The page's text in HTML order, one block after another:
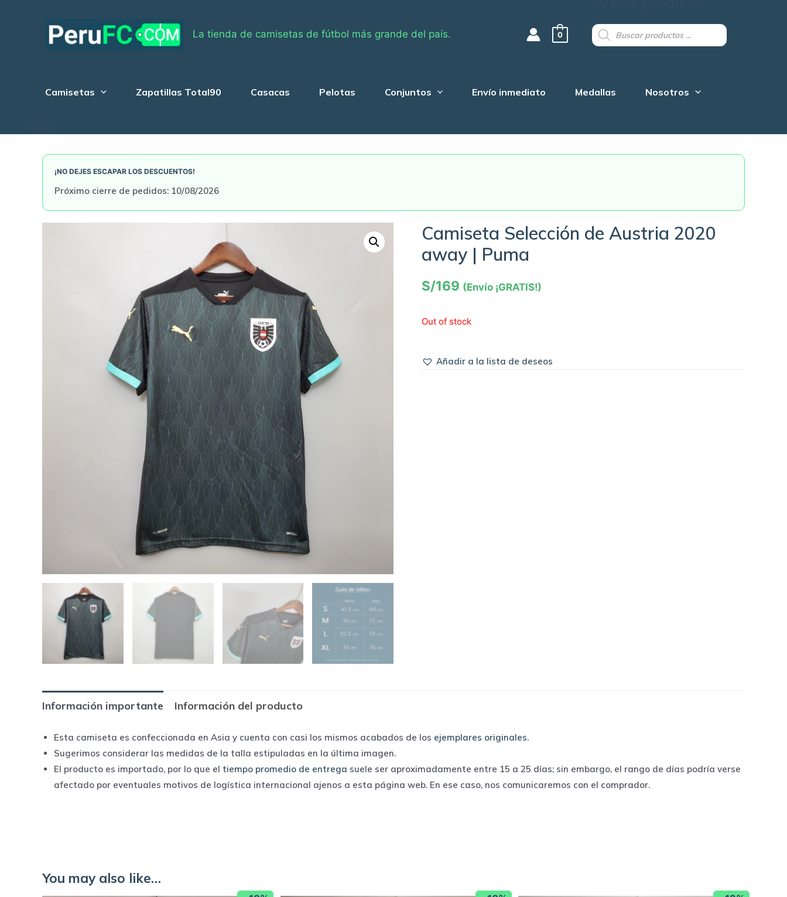
La tienda de camisetas de fútbol más grande del país. 0
Products
search
Camisetas Zapatillas Total90 Casacas Pelotas Conjuntos Envío inmediato Medallas Nosotros
¡NO DEJES ESCAPAR LOS DESCUENTOS!
Próximo cierre de pedidos: 10/08/2026
Camiseta Selección de Austria 2020
away | Puma
S/169 (Envío ¡GRATIS!)
Out of stock
Añadir a la lista de deseos
Información importante Información del producto
Esta camiseta es confeccionada en Asia y cuenta con casi los mismos acabados de los ejemplares originales.
Sugerimos considerar las medidas de la talla estipuladas en la última imagen.
El producto es importado, por lo que el tiempo promedio de entrega suele ser aproximadamente entre 15 a 25 días; sin embargo, el rango de días podría verse
afectado por eventuales motivos de logística internacional ajenos a esta página web. En ese caso, nos comunicaremos con el comprador.
You may also like…